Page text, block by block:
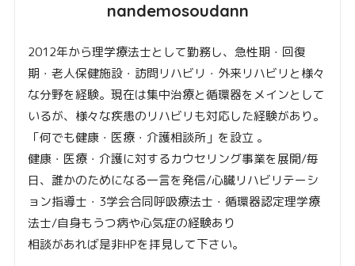
nandemosoudann
2012年から理学療法士として勤務し、急性期・回復
期・老人保健施設・訪問リハビリ・外来リハビリと様々
な分野を経験。現在は集中治療と循環器をメインとして
いるが、様々な疾患のリハビリも対応した経験があり。
「何でも健康・医療・介護相談所」を設立 。
健康・医療・介護に対するカウセリング事業を展開/毎
日、誰かのためになる一言を発信/心臓リハビリテーシ
ョン指導士・3学会合同呼吸療法士・循環器認定理学療
法士/自身もうつ病や心気症の経験あり
相談があれば是非HPを拝見して下さい。